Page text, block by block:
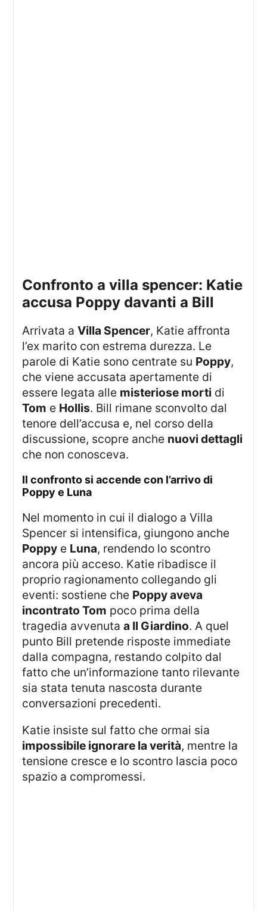
confronto a villa spencer: Katie
accusa Poppy davanti a Bill
Arrivata aVilla Spencer, Katie affronta
l’ex marito con estrema durezza. Le
parole di Katie sono centrate su Poppy,
che viene accusata apertamente di
essere legata alle misteriose morti di
Tom e Hollis. Bill rimane sconvolto dal
tenore dell’accusa e, nel corso della
discussione, scopre anche nuovi dettagli
che non conosceva.
il confronto si accende con l’arrivo di
Poppy e Luna
Nel momento in cui il dialogo a Villa
Spencer si intensifica, giungono anche
Poppy e Luna, rendendo lo scontro
ancora più acceso. Katie ribadisce il
proprio ragionamento collegando gli
eventi: sostiene che Poppy aveva
incontrato Tom poco prima della
tragedia avvenutaa Il Giardino. A quel
punto Bill pretende risposte immediate
dalla compagna, restando colpito dal
fatto che un’informazione tanto rilevante
sia stata tenuta nascosta durante
conversazioni precedenti.
Katie insiste sul fatto che ormai sia
impossibile ignorare la verità, mentre la
tensione cresce e lo scontro lascia poco
spazio a compromessi.